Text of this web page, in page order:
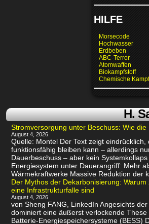
HILFE
Morsecode
Hochwasser
Erdbeben
ABC-Terror
Atomwaffen
Biokampfstoff
Chemische
H.
Stromversorgung unter Beschuss: Wie
August 4, 2026
Quelle: Montel Der Text zeigt
funktionsfähig bleiben kann – allerdings
Dauerbeschuss – aber kein
Energiesystem unter Dauerangriff: Mehr
Wärmekraftwerke Massive Reduktion
Der Mythos der Dekarbonisierung:
eine Infrastrukturfalle sind
August 4, 2026
von Sheng FANG, LinkedIn Angesichts
dominiert eine äußerst verlockende
Batterie-Energiespeichersysteme (BESS)